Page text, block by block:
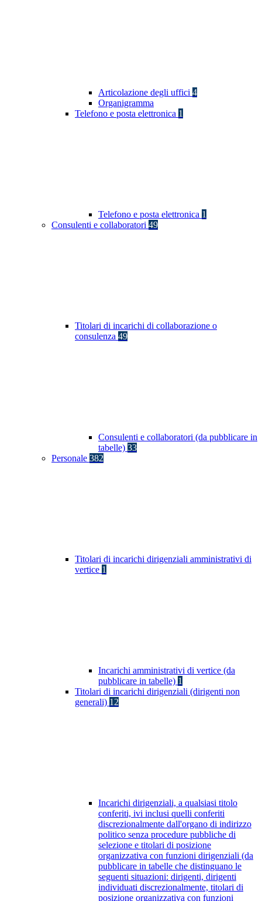
Articolazione degli uffici 4
Organigramma
Telefono e posta elettronica 1
Telefono e posta elettronica 1
Consulenti e collaboratori 49
Titolari di incarichi di collaborazione o
consulenza 49
Consulenti e collaboratori (da pubblicare in
tabelle) 33
Personale 382
Titolari di incarichi dirigenziali amministrativi di
vertice 1
Incarichi amministrativi di vertice (da
pubblicare in tabelle) 1
Titolari di incarichi dirigenziali (dirigenti non
generali) 12
Incarichi dirigenziali, a qualsiasi titolo
conferiti, ivi inclusi quelli conferiti
discrezionalmente dall'organo di indirizzo
politico senza procedure pubbliche di
selezione e titolari di posizione
organizzativa con funzioni dirigenziali (da
pubblicare in tabelle che distinguano le
seguenti situazioni: dirigenti, dirigenti
individuati discrezionalmente, titolari di
posizione organizzativa con funzioni